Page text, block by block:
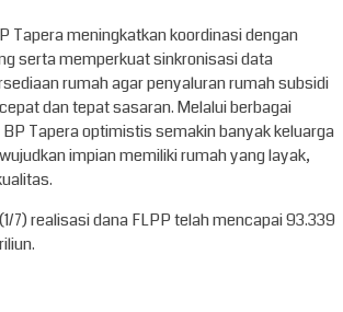
Tapera meningkatkan koordinasi dengan
serta memperkuat sinkronisasi data
rumah agar penyaluran rumah subsidi
dan tepat sasaran. Melalui berbagai
Tapera optimistis semakin banyak keluarga
impian memiliki rumah yang layak,
7) realisasi dana FLPP telah mencapai 93.339